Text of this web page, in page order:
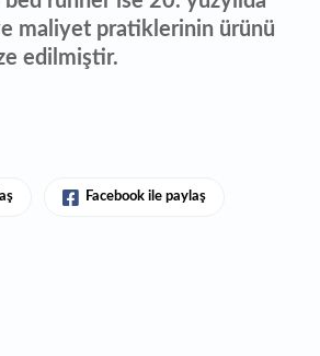
maliyet pratiklerinin ürünü
edilmiştir.
Facebook ile paylaş